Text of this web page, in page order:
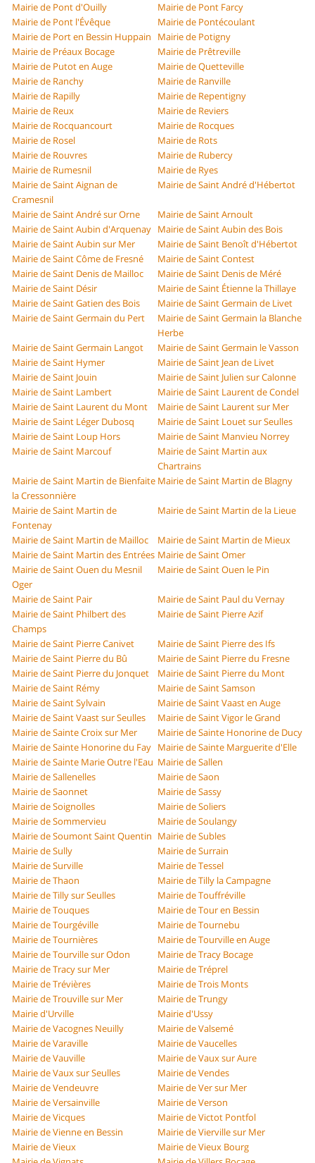
Mairie de Pont d'Ouilly
Mairie de Pont Farcy
Mairie de Pont l'Évêque
Mairie de Pontécoulant
Mairie de Port en Bessin Huppain
Mairie de Potigny
Mairie de Préaux Bocage
Mairie de Prêtreville
Mairie de Putot en Auge
Mairie de Quetteville
Mairie de Ranchy
Mairie de Ranville
Mairie de Rapilly
Mairie de Repentigny
Mairie de Reux
Mairie de Reviers
Mairie de Rocquancourt
Mairie de Rocques
Mairie de Rosel
Mairie de Rots
Mairie de Rouvres
Mairie de Rubercy
Mairie de Rumesnil
Mairie de Ryes
Mairie de Saint Aignan de
Cramesnil
Mairie de Saint André d'Hébertot
Mairie de Saint André sur Orne
Mairie de Saint Arnoult
Mairie de Saint Aubin d'Arquenay Mairie de Saint Aubin des Bois
Mairie de Saint Aubin sur Mer
Mairie de Saint Benoît d'Hébertot
Mairie de Saint Côme de Fresné
Mairie de Saint Contest
Mairie de Saint Denis de Mailloc
Mairie de Saint Denis de Méré
Mairie de Saint Désir
Mairie de Saint Étienne la Thillaye
Mairie de Saint Gatien des Bois
Mairie de Saint Germain de Livet
Mairie de Saint Germain du Pert
Mairie de Saint Germain la Blanche
Herbe
Mairie de Saint Germain Langot
Mairie de Saint Germain le Vasson
Mairie de Saint Hymer
Mairie de Saint Jean de Livet
Mairie de Saint Jouin
Mairie de Saint Julien sur Calonne
Mairie de Saint Lambert
Mairie de Saint Laurent de Condel
Mairie de Saint Laurent du Mont
Mairie de Saint Laurent sur Mer
Mairie de Saint Léger Dubosq
Mairie de Saint Louet sur Seulles
Mairie de Saint Loup Hors
Mairie de Saint Manvieu Norrey
Mairie de Saint Marcouf
Mairie de Saint Martin aux
Chartrains
Mairie de Saint Martin de Bienfaite
la Cressonnière
Mairie de Saint Martin de Blagny
Mairie de Saint Martin de
Fontenay
Mairie de Saint Martin de la Lieue
Mairie de Saint Martin de Mailloc
Mairie de Saint Martin de Mieux
Mairie de Saint Martin des Entrées Mairie de Saint Omer
Mairie de Saint Ouen du Mesnil
Oger
Mairie de Saint Ouen le Pin
Mairie de Saint Pair
Mairie de Saint Paul du Vernay
Mairie de Saint Philbert des
Champs
Mairie de Saint Pierre Azif
Mairie de Saint Pierre Canivet
Mairie de Saint Pierre des Ifs
Mairie de Saint Pierre du Bû
Mairie de Saint Pierre du Fresne
Mairie de Saint Pierre du Jonquet
Mairie de Saint Pierre du Mont
Mairie de Saint Rémy
Mairie de Saint Samson
Mairie de Saint Sylvain
Mairie de Saint Vaast en Auge
Mairie de Saint Vaast sur Seulles
Mairie de Saint Vigor le Grand
Mairie de Sainte Croix sur Mer
Mairie de Sainte Honorine de Ducy
Mairie de Sainte Honorine du Fay Mairie de Sainte Marguerite d'Elle
Mairie de Sainte Marie Outre l'Eau Mairie de Sallen
Mairie de Sallenelles
Mairie de Saon
Mairie de Saonnet
Mairie de Sassy
Mairie de Soignolles
Mairie de Soliers
Mairie de Sommervieu
Mairie de Soulangy
Mairie de Soumont Saint Quentin Mairie de Subles
Mairie de Sully
Mairie de Surrain
Mairie de Surville
Mairie de Tessel
Mairie de Thaon
Mairie de Tilly la Campagne
Mairie de Tilly sur Seulles
Mairie de Touffréville
Mairie de Touques
Mairie de Tour en Bessin
Mairie de Tourgéville
Mairie de Tournebu
Mairie de Tournières
Mairie de Tourville en Auge
Mairie de Tourville sur Odon
Mairie de Tracy Bocage
Mairie de Tracy sur Mer
Mairie de Tréprel
Mairie de Trévières
Mairie de Trois Monts
Mairie de Trouville sur Mer
Mairie de Trungy
Mairie d'Urville
Mairie d'Ussy
Mairie de Vacognes Neuilly
Mairie de Valsemé
Mairie de Varaville
Mairie de Vaucelles
Mairie de Vauville
Mairie de Vaux sur Aure
Mairie de Vaux sur Seulles
Mairie de Vendes
Mairie de Vendeuvre
Mairie de Ver sur Mer
Mairie de Versainville
Mairie de Verson
Mairie de Vicques
Mairie de Victot Pontfol
Mairie de Vienne en Bessin
Mairie de Vierville sur Mer
Mairie de Vieux
Mairie de Vieux Bourg